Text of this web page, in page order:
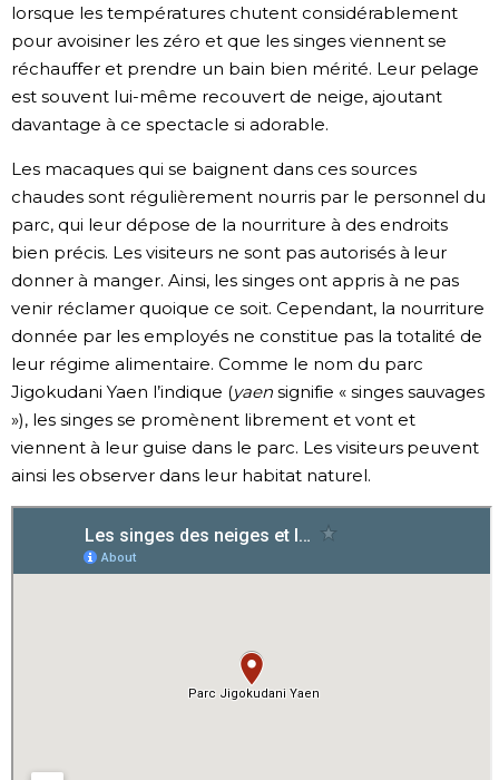
lorsque les températures chutent considérablement
pour avoisiner les zéro et que les singes viennent se
réchauffer et prendre un bain bien mérité. Leur pelage
est souvent lui-même recouvert de neige, ajoutant
davantage à ce spectacle si adorable.
Les macaques qui se baignent dans ces sources
chaudes sont régulièrement nourris par le personnel du
parc, qui leur dépose de la nourriture à des endroits
bien précis. Les visiteurs ne sont pas autorisés à leur
donner à manger. Ainsi, les singes ont appris à ne pas
venir réclamer quoique ce soit. Cependant, la nourriture
donnée par les employés ne constitue pas la totalité de
leur régime alimentaire. Comme le nom du parc
Jigokudani Yaen l’indique (yaensignifie « singes sauvages
»), les singes se promènent librement et vont et
viennent à leur guise dans le parc. Les visiteurs peuvent
ainsi les observer dans leur habitat naturel.